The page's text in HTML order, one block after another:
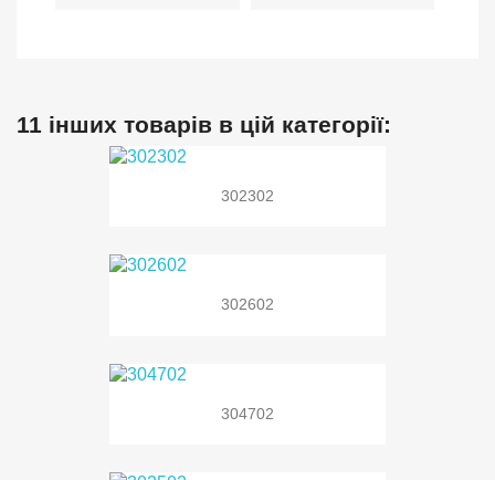
11 інших товарів в цій категорії:
302302
302602
304702